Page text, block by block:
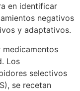
en identificar
negativos
y adaptativos.
Los
selectivos
se recetan